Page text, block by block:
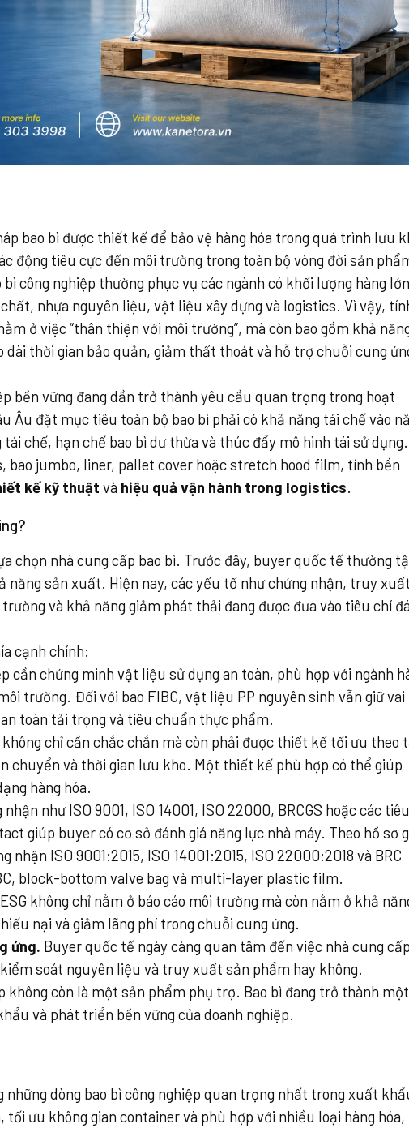
bao bì được thiết kế để bảo vệ hàng hóa trong quá trình lưu
động tiêu cực đến môi trường trong toàn bộ vòng đời sản
công nghiệp thường phục vụ các ngành có khối lượng hàng lớn
nhựa nguyên liệu, vật liệu xây dựng và logistics. Vì vậy,
ở việc “thân thiện với môi trường”, mà còn bao gồm khả
thời gian bảo quản, giảm thất thoát và hỗ trợ chuỗi cung
bền vững đang dần trở thành yêu cầu quan trọng trong hoạt
Âu đặt mục tiêu toàn bộ bao bì phải có khả năng tái chế vào
chế, hạn chế bao bì dư thừa và thúc đẩy mô hình tái sử dụng.
bao jumbo, liner, pallet cover hoặc stretch hood film, tính bền
kế kỹ thuật và hiệu quả vận hành trong logistics.
chọn nhà cung cấp bao bì. Trước đây, buyer quốc tế thường
năng sản xuất. Hiện nay, các yếu tố như chứng nhận, truy xuất
và khả năng giảm phát thải đang được đưa vào tiêu chí
cạnh chính:
cần chứng minh vật liệu sử dụng an toàn, phù hợp với ngành
trường. Đối với bao FIBC, vật liệu PP nguyên sinh vẫn giữ vai
toàn tải trọng và tiêu chuẩn thực phẩm.
không chỉ cần chắc chắn mà còn phải được thiết kế tối ưu theo
chuyển và thời gian lưu kho. Một thiết kế phù hợp có thể giúp
hàng hóa.
nhận như ISO 9001, ISO 14001, ISO 22000, BRCGS hoặc các tiêu
giúp buyer có cơ sở đánh giá năng lực nhà máy. Theo hồ sơ
ISO 9001:2015, ISO 14001:2015, ISO 22000:2018 và BRC
block-bottom valve bag và multi-layer plastic film.
ESG không chỉ nằm ở báo cáo môi trường mà còn nằm ở khả
nại và giảm lãng phí trong chuỗi cung ứng.
ứng. Buyer quốc tế ngày càng quan tâm đến việc nhà cung
soát nguyên liệu và truy xuất sản phẩm hay không.
không còn là một sản phẩm phụ trợ. Bao bì đang trở thành một
và phát triển bền vững của doanh nghiệp.
những dòng bao bì công nghiệp quan trọng nhất trong xuất
ưu không gian container và phù hợp với nhiều loại hàng hóa,